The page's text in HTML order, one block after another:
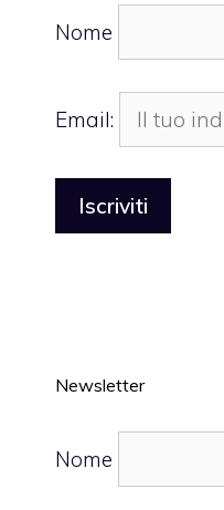
Nome
Email:
Newsletter
Nome